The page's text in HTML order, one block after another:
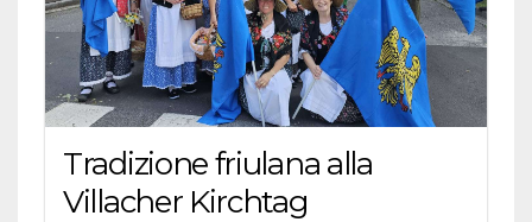
Tradizione friulana alla
Villacher Kirchtag